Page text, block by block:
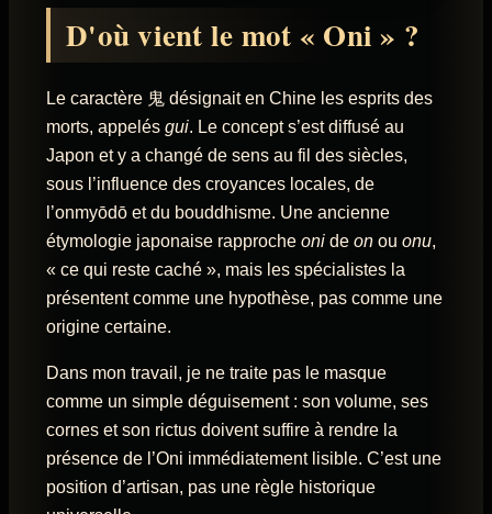
D'où vient le mot « Oni » ?
Le caractère 鬼 désignait en Chine les esprits des
morts, appelés gui. Le concept s’est diffusé au
Japon et y a changé de sens au fil des siècles,
sous l’influence des croyances locales, de
l’onmyōdō et du bouddhisme. Une ancienne
étymologie japonaise rapproche oni de on ou onu,
« ce qui reste caché », mais les spécialistes la
présentent comme une hypothèse, pas comme une
origine certaine.
Dans mon travail, je ne traite pas le masque
comme un simple déguisement : son volume, ses
cornes et son rictus doivent suffire à rendre la
présence de l’Oni immédiatement lisible. C’est une
position d’artisan, pas une règle historique